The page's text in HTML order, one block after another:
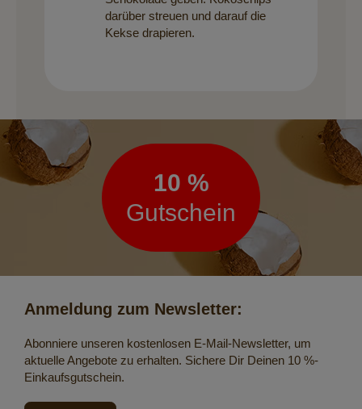
darüber streuen und darauf die
Kekse drapieren.
Newsletter
10 %
Gutschein
Anmeldung zum Newsletter:
Abonniere unseren kostenlosen E-Mail-Newsletter, um
aktuelle Angebote zu erhalten. Sichere Dir Deinen 10 %-
Einkaufsgutschein.